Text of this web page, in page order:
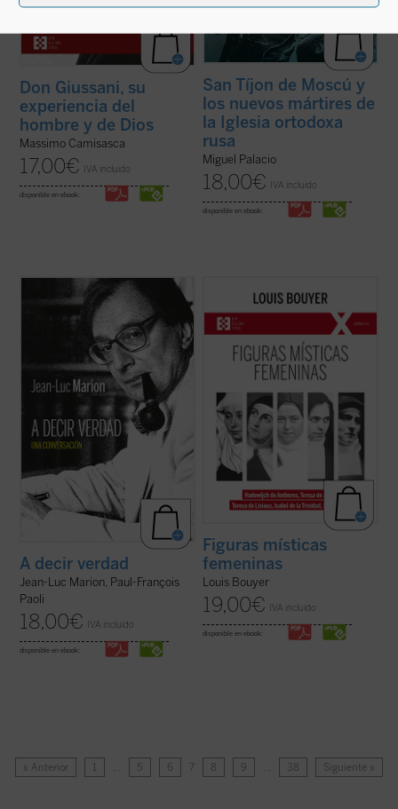
Don Giussani, su
experiencia del
hombre y de Dios
Massimo Camisasca
17,00€ IVA incluido
disponible en ebook:
San Tíjon de Moscú y
los nuevos mártires de
la Iglesia ortodoxa
rusa
Miguel Palacio
18,00€ IVA incluido
disponible en ebook:
¿Hacia dónde va el mundo? ¿Cuál es el
estado de la Iglesia? ¿Qué futuro tiene
Europa? Estas son algunas de las
preguntas formuladas por el periodista
especializado en el mundo de la cultura
Paul-François Paoli a las que Jean-Luc
(ver ficha)
A decir verdad
Jean-Luc Marion, Paul-François
Paoli
18,00€ IVA incluido
disponible en ebook:
Desde Hadewijch de Amberes hasta Edith
Stein, pasando por Teresa de Ávila, Teresa
del Niño Jesús e Isabel de la Trinidad: cinco
místicas, cinco personalidades
excepcionales, que impulsan un
renacimiento interior necesario para la
Iglesia tanto ...(ver ficha)
Figuras místicas
femeninas
Louis Bouyer
19,00€ IVA incluido
disponible en ebook:
« Anterior 1 … 5 6 7 8 9 … 38 Siguiente »